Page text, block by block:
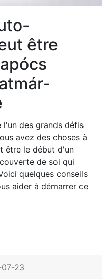
être
l'un des grands défis
avez des choses à
être le début d'un
de soi qui
quelques conseils
aider à démarrer ce
23